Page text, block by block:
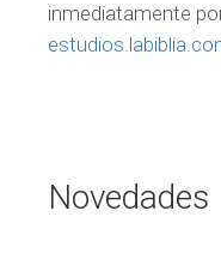
inmediatamente
Novedades